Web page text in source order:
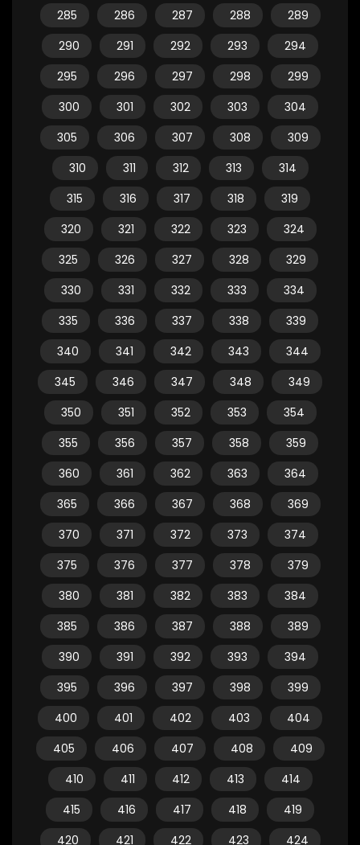
285
286 287 288
289
290
291 292 293
294
295
296 297 298
299
300
301 302 303
304
305
306 307 308
309
310
311 312 313
314
315
316 317 318
319
320
321 322 323
324
325
326 327 328
329
330
331 332 333
334
335
336 337 338
339
340
341 342 343
344
345
346 347 348
349
350
351 352 353
354
355
356 357 358
359
360
361 362 363
364
365
366 367 368
369
370
371 372 373
374
375
376 377 378
379
380
381 382 383
384
385
386 387 388
389
390
391 392 393
394
395
396 397 398
399
400
401 402 403
404
405
406 407 408
409
410
411 412 413
414
415
416 417 418
419
420
421 422 423 424